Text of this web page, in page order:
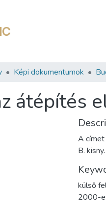
Képi dokumentumok
átépítés
A
B.
külső
2000-